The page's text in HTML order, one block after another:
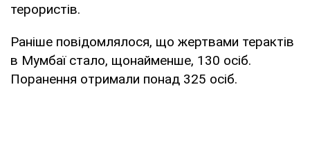
терористів.
Раніше повідомлялося, що жертвами терактів
в Мумбаї стало, щонайменше, 130 осіб.
Поранення отримали понад 325 осіб.